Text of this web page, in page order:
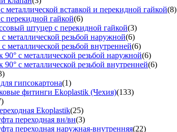
металлической вставкой и перекидной гайкой(8)
перекидной гайкой(6)
штуцер с перекидной гайкой(3)
металлической резьбой наружной(6)
металлической резьбой внутренней(6)
90° с металлической резьбой наружной(6)
90° с металлической резьбой внутренней(6)
гипсокартона(1)
фитинги Ekoplastik (Чехия)(133)
Ekoplastik(25)
переходная вн/вн(3)
переходная наружная-внутренняя(22)